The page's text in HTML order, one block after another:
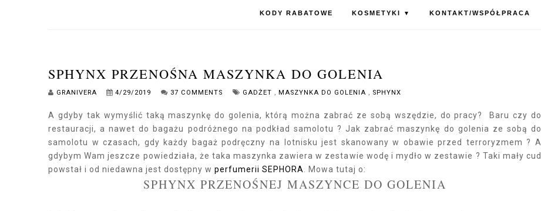
KODY RABATOWE KOSMETYKI ▼ KONTAKT/WSPÓŁPRACA
SPHYNX PRZENOŚNA MASZYNKA DO GOLENIA
GRANIVERA 4/29/2019 37 COMMENTS GADŻET , MASZYNKA DO GOLENIA , SPHYNX
A gdyby tak wymyślić taką maszynkę do golenia, którą można zabrać ze sobą wszędzie, do pracy? Baru czy do
restauracji, a nawet do bagażu podróżnego na podkład samolotu ? Jak zabrać maszynkę do golenia ze sobą do
samolotu w czasach, gdy każdy bagaż podręczny na lotnisku jest skanowany w obawie przed terroryzmem ? A
gdybym Wam jeszcze powiedziała, że taka maszynka zawiera w zestawie wodę i mydło w zestawie ? Taki mały cud
powstał i od niedawna jest dostępny w perfumerii SEPHORA . Mowa tutaj o:
SPHYNX PRZENOŚNEJ MASZYNCE DO GOLENIA